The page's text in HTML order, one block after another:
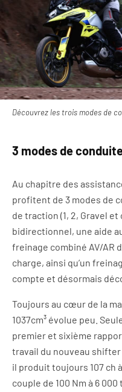
Découvrez les trois modes de
3 modes de
Au chapitre des
profitent de 3 modes de
de traction (1, 2, Gravel
bidirectionnel, une aide
freinage combiné AV/AR
charge, ainsi qu’un
compte et désormais
Toujours au cœur de la
1037cm³ évolue peu.
premier et sixième
travail du nouveau
il produit toujours 107 ch
couple de 100 Nm à 6